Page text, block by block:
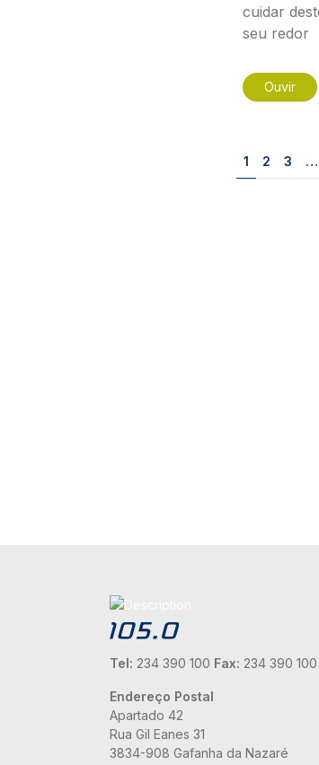
cuidar
seu redor
Ouvir
Página
1 Página
2 Página
3 …
Tel: 234 390 100 Fax: 234 390 100
Endereço Postal
Apartado 42
Rua Gil Eanes 31
3834-908 Gafanha da Nazaré